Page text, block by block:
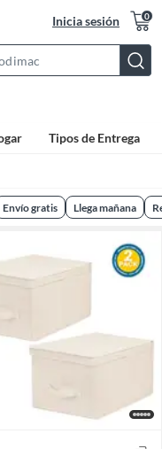
Inicia sesión 0
Bar
Tipos de Entrega
Envío gratis Llega mañana